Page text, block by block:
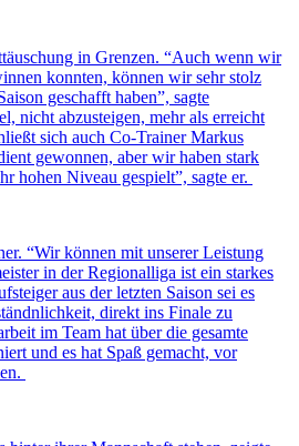
in Grenzen. “Auch wenn wir
konnten, können wir sehr stolz
geschafft haben”, sagte
nicht abzusteigen, mehr als erreicht
sich auch Co-Trainer Markus
gewonnen, aber wir haben stark
hohen Niveau gespielt”, sagte er.
“Wir können mit unserer Leistung
in der Regionalliga ist ein starkes
aus der letzten Saison sei es
direkt ins Finale zu
im Team hat über die gesamte
und es hat Spaß gemacht, vor